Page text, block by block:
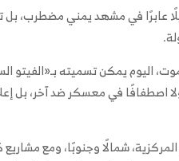
عابرًا في مشهد يمني مضطرب، بل
اليوم يمكن تسميته بـ«الفيتو
ولا اصطفافًا في معسكر ضد آخر،
شمالًا وجنوبًا، ومع